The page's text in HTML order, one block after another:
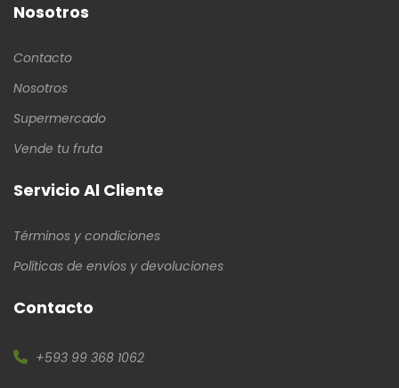
Nosotros
Contacto
Nosotros
Supermercado
Vende tu fruta
Servicio Al Cliente
Términos y condiciones
Políticas de envíos y devoluciones
Contacto
+593 99 368 1062